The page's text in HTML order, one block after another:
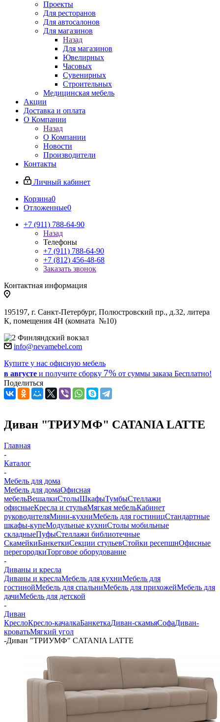
Проекты
Для ресторанов
Для автосалонов
Для магазинов
Назад
Для магазинов
Ювелирных
Часовых
Сувенирных
Строительных
Медицинская мебель
Акции
Доставка и оплата
О Компании
Назад
О Компании
Новости
Производители
Контакты
Личный кабинет
Корзина0
Отложенные0
+7 (911) 788-64-90
Назад
Телефоны
+7 (911) 788-64-90
+7 (812) 456-48-68
Заказать звонок
Контактная информация
195197, г. Санкт-Петербург, Полюстровский пр., д.32, литера
К, помещения 4Н (комната №10)
Финляндский вокзал
info@nevamebel.com
Купите у нас офисную мебель
в августе и получите сборку 7% от суммы заказа Бесплатно!
Поделиться
Диван "ТРИУМФ" CATANIA LATTE
Главная
-
Каталог
-
Мебель для дома
Мебель для домаОфисная
мебельВешалкиСтолыШкафыТумбыСтеллажи
офисныеКресла и стульяМягкая мебельКабинет
руководителяМини-кухниМебель для гостиницСтандартные
шкафы-купеМодульные кухниСтолы мобильные
складныеПуфыСтеллажи библиотечные
СкамейкиБанкеткиСекции стульевСтойки ресепшнОфисные
перегородкиТорговое оборудование
-
Диваны и кресла
Диваны и креслаМебель для кухниМебель для
гостинойМебель для спальниМебель для прихожейМебель для
дачиМебель для детской
-
Диван
КреслоКресло-качалкаБанкеткаДиван-скамьяСофаДиван-
кроватьМягкий угол
-Диван "ТРИУМФ" CATANIA LATTE